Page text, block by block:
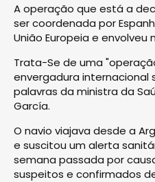
A operação que está a
ser coordenada por
União Europeia e envolveu
Trata-Se de uma
envergadura internacional
palavras da ministra da
García.
O navio viajava desde a
e suscitou um alerta
semana passada por
suspeitos e confirmados